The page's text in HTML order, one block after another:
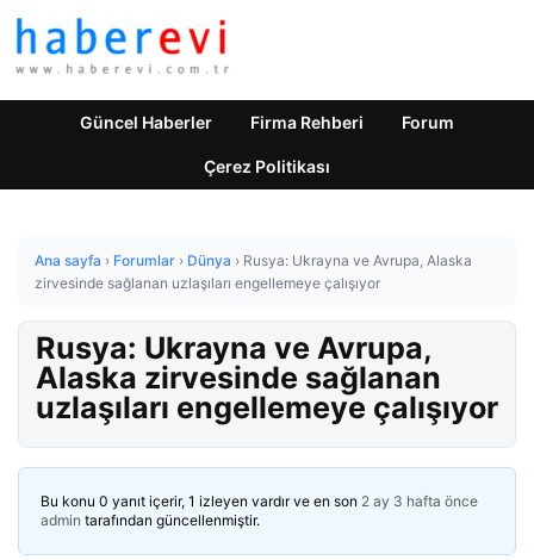
Güncel Haberler Firma Rehberi Forum
Çerez Politikası
Ana sayfa › Forumlar › Dünya › Rusya: Ukrayna ve Avrupa, Alaska
zirvesinde sağlanan uzlaşıları engellemeye çalışıyor
Rusya: Ukrayna ve Avrupa,
Alaska zirvesinde sağlanan
uzlaşıları engellemeye çalışıyor
Bu konu 0 yanıt içerir, 1 izleyen vardır ve en son 2 ay 3 hafta önce
admin tarafından güncellenmiştir.